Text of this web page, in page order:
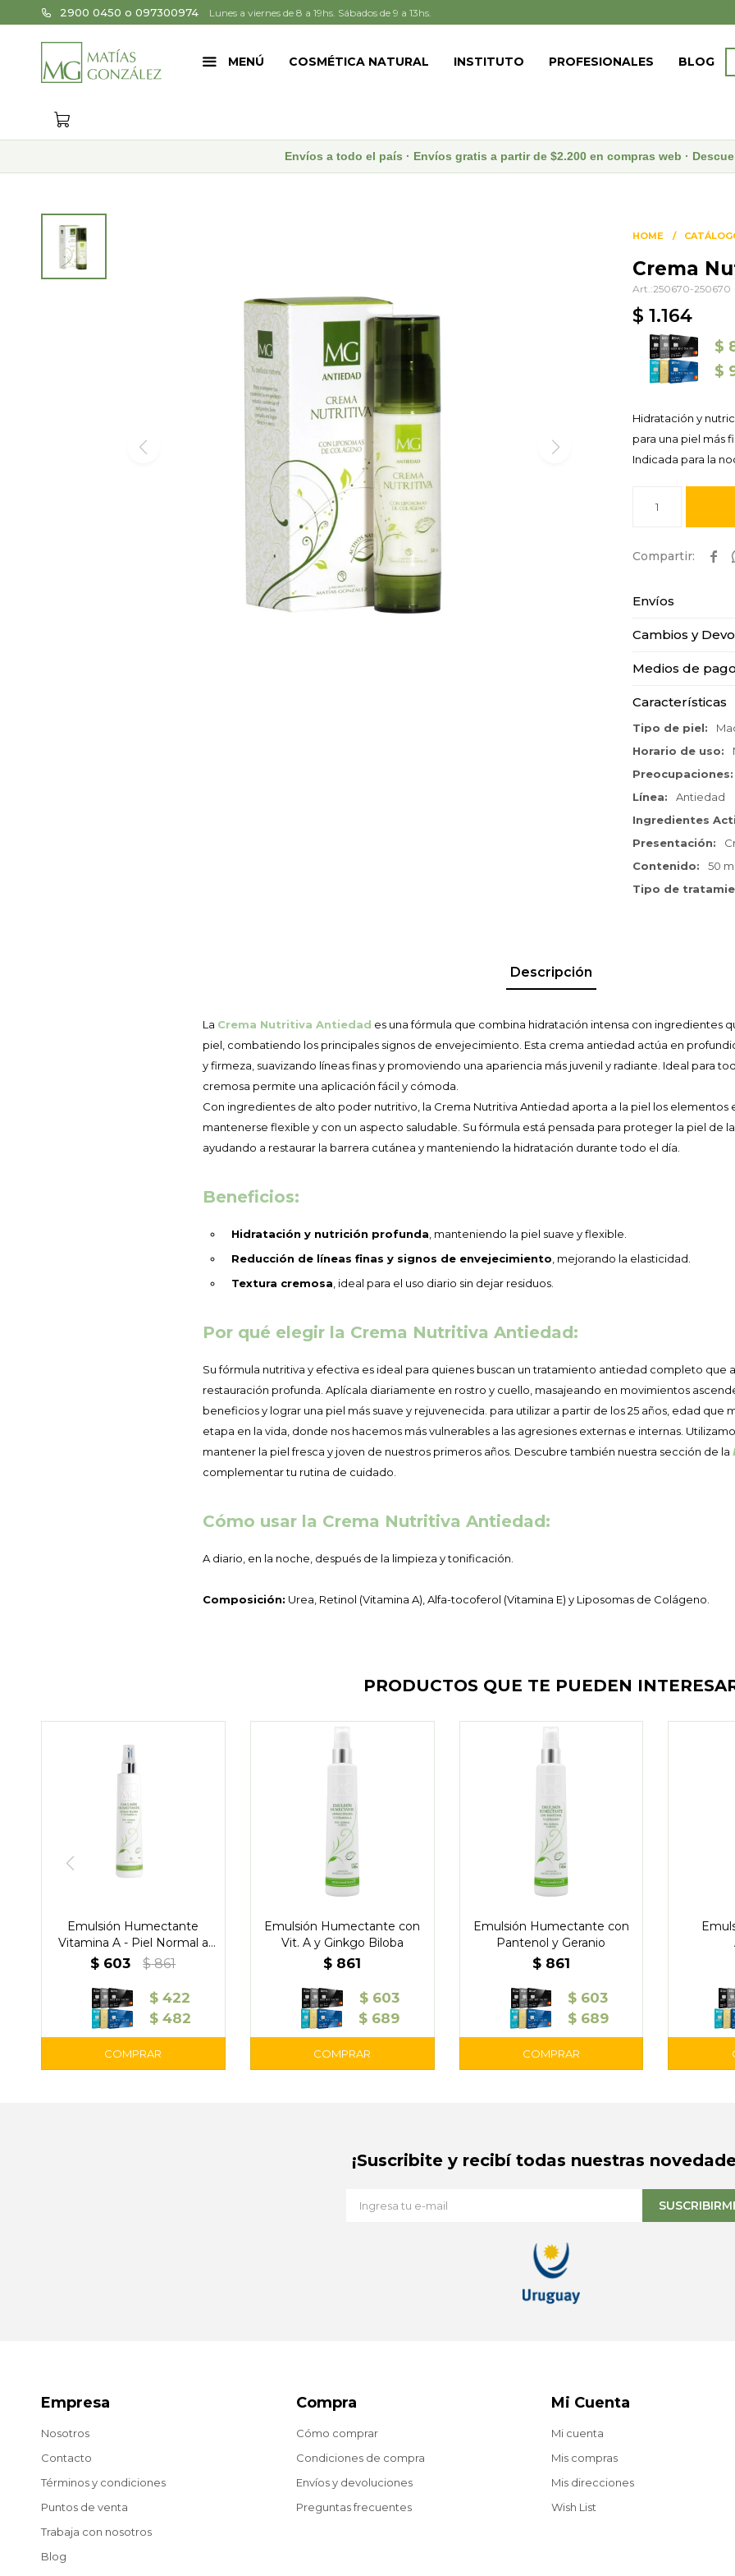
MENÚ COSMÉTICA NATURAL INSTITUTO PROFESIONALES BLOG
2900 0450 o 097300974 Lunes a viernes de 8 a 19hs. Sábados de 9 a 13hs.
Envíos a todo el país · Envíos gratis a partir de $2.200 en compras web ·
HOME
Crema
250670-250670
$ 1.164
$
$
Hidratación y
para una piel más
Indicada para la
1

Envíos
Cambios y
Medios de
Características
Tipo de piel
Horario de uso
Preocupaciones
Línea
Antiedad
Ingredientes
Presentación
Contenido
50
Tipo de
Descripción
La Crema Nutritiva Antiedad es una fórmula que combina hidratación intensa con ingredientes
piel, combatiendo los principales signos de envejecimiento. Esta crema antiedad actúa en
y firmeza, suavizando líneas finas y promoviendo una apariencia más juvenil y radiante. Ideal para
cremosa permite una aplicación fácil y cómoda.
Con ingredientes de alto poder nutritivo, la Crema Nutritiva Antiedad aporta a la piel los elementos
mantenerse flexible y con un aspecto saludable. Su fórmula está pensada para proteger la piel de
ayudando a restaurar la barrera cutánea y manteniendo la hidratación durante todo el día.
Beneficios:
Hidratación y nutrición profunda , manteniendo la piel suave y flexible.
Reducción de líneas finas y signos de envejecimiento , mejorando la elasticidad.
Textura cremosa , ideal para el uso diario sin dejar residuos.
Por qué elegir la Crema Nutritiva Antiedad:
Su fórmula nutritiva y efectiva es ideal para quienes buscan un tratamiento antiedad completo que
restauración profunda. Aplícala diariamente en rostro y cuello, masajeando en movimientos
beneficios y lograr una piel más suave y rejuvenecida. para utilizar a partir de los 25 años, edad que
etapa en la vida, donde nos hacemos más vulnerables a las agresiones externas e internas.
mantener la piel fresca y joven de nuestros primeros años. Descubre también nuestra sección de la
complementar tu rutina de cuidado.
Cómo usar la Crema Nutritiva Antiedad:
A diario, en la noche, después de la limpieza y tonificación.
Composición: Urea, Retinol (Vitamina A), Alfa-tocoferol (Vitamina E) y Liposomas de Colágeno.
PRODUCTOS QUE TE PUEDEN
Emulsión Humectante
Vitamina A - Piel Normal a
Seca - Outlet
$ 603 $ 861
$ 422
$ 482
Emulsión Humectante con
Vit. A y Ginkgo Biloba
$ 861
$ 603
$ 689
Emulsión Humectante con
Pantenol y Geranio
$ 861
$ 603
$ 689
Empresa
Nosotros
Contacto
Términos y condiciones
Puntos de venta
Trabaja con nosotros
Blog
Compra
Cómo comprar
Condiciones de compra
Envíos y devoluciones
Preguntas frecuentes
Mi Cuenta
Mi cuenta
Mis compras
Mis direcciones
Wish List
¡Suscribite y recibí todas nuestras